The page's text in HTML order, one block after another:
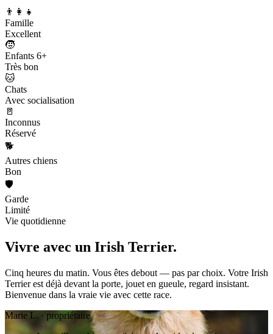
👨‍👩‍👧
Famille
Excellent
🧒
Enfants 6+
Très bon
🐱
Chats
Avec socialisation
🚪
Inconnus
Réservé
🐕
Autres chiens
Bon
🛡️
Garde
Limité
Vie quotidienne
Vivre avec un Irish Terrier.
Cinq heures du matin. Vous êtes debout — pas par choix. Votre Irish
Terrier est déjà devant la porte, jouet en gueule, regard insistant.
Bienvenue dans la vraie vie avec cette race.
Marie L. · propriétaire